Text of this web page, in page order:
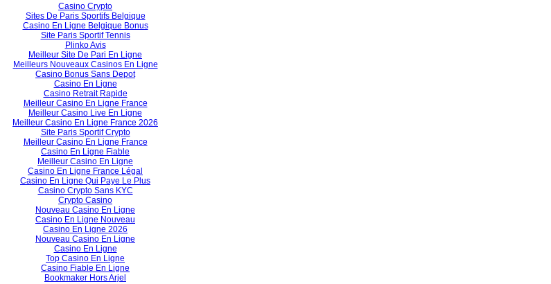
Casino Crypto
Sites De Paris Sportifs Belgique
Casino En Ligne Belgique Bonus
Site Paris Sportif Tennis
Plinko Avis
Meilleur Site De Pari En Ligne
Meilleurs Nouveaux Casinos En Ligne
Casino Bonus Sans Depot
Casino En Ligne
Casino Retrait Rapide
Meilleur Casino En Ligne France
Meilleur Casino Live En Ligne
Meilleur Casino En Ligne France 2026
Site Paris Sportif Crypto
Meilleur Casino En Ligne France
Casino En Ligne Fiable
Meilleur Casino En Ligne
Casino En Ligne France Légal
Casino En Ligne Qui Paye Le Plus
Casino Crypto Sans KYC
Crypto Casino
Nouveau Casino En Ligne
Casino En Ligne Nouveau
Casino En Ligne 2026
Nouveau Casino En Ligne
Casino En Ligne
Top Casino En Ligne
Casino Fiable En Ligne
Bookmaker Hors Arjel